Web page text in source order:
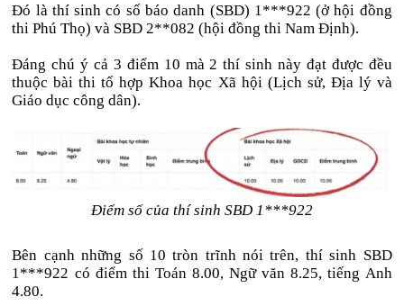
Đó là thí sinh có số báo danh (SBD) 1***922 (ở hội đồng
thi Phú Thọ) và SBD 2**082 (hội đồng thi Nam Định).
Đáng chú ý cả 3 điểm 10 mà 2 thí sinh này đạt được đều
thuộc bài thi tổ hợp Khoa học Xã hội (Lịch sử, Địa lý và
Giáo dục công dân).
Điểm số của thí sinh SBD 1***922
Bên cạnh những số 10 tròn trĩnh nói trên, thí sinh SBD
1***922 có điểm thi Toán 8.00, Ngữ văn 8.25, tiếng Anh
4.80.